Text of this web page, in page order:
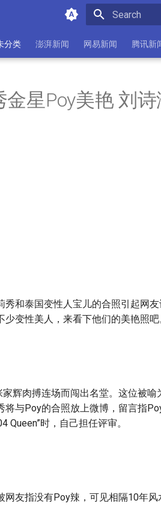
分类 澎湃新闻 网易新闻 腾讯新
星Poy美艳 刘
和泰国变性人宝儿的合照引起网
变性美人，来看下他们的美艳照吧
辉肉搏连场而闯出名堂。这位被喻
与Poy的合照放上微博，留言指
Queen”时，自己担任评审。
友指没有Poy辣，可见相隔10年风